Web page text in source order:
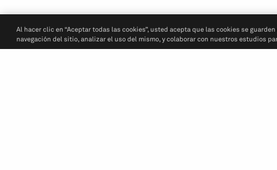
Al hacer clic en “Aceptar todas las cookies”, usted acepta que las cookies se
navegación del sitio, analizar el uso del mismo, y colaborar con nuestros estudios